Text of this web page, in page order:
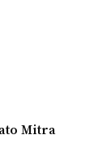
Mitra